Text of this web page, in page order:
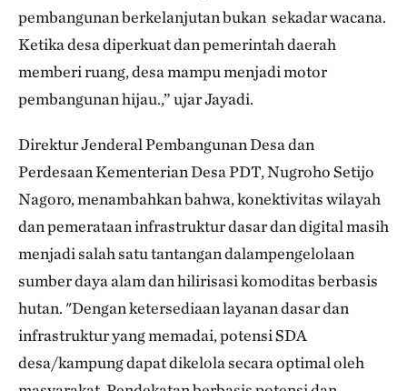
pembangunan berkelanjutan bukan sekadar wacana.
Ketika desa diperkuat dan pemerintah daerah
memberi ruang, desa mampu menjadi motor
pembangunan hijau.,” ujar Jayadi.
Direktur Jenderal Pembangunan Desa dan
Perdesaan Kementerian Desa PDT, Nugroho Setijo
Nagoro, menambahkan bahwa, konektivitas wilayah
dan pemerataan infrastruktur dasar dan digital masih
menjadi salah satu tantangan dalampengelolaan
sumber daya alam dan hilirisasi komoditas berbasis
hutan. "Dengan ketersediaan layanan dasar dan
infrastruktur yang memadai, potensi SDA
desa/kampung dapat dikelola secara optimal oleh